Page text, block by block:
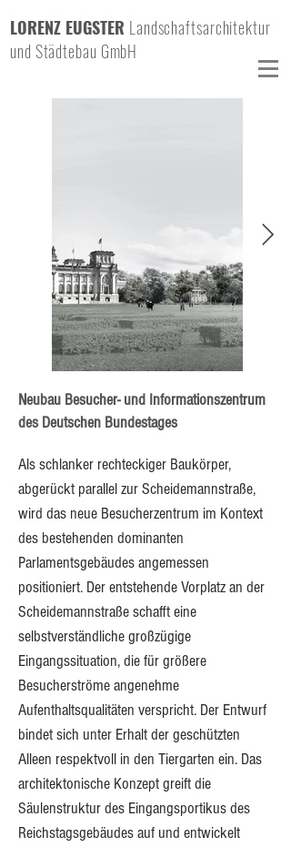
LORENZ EUGSTER Landschaftsarchitektur
und Städtebau GmbH
Neubau Besucher- und Informationszentrum
des Deutschen Bundestages
Als schlanker rechteckiger Baukörper,
abgerückt parallel zur Scheidemannstraße,
wird das neue Besucherzentrum im Kontext
des bestehenden dominanten
Parlamentsgebäudes angemessen
positioniert. Der entstehende Vorplatz an der
Scheidemannstraße schafft eine
selbstverständliche großzügige
Eingangssituation, die für größere
Besucherströme angenehme
Aufenthaltsqualitäten verspricht. Der Entwurf
bindet sich unter Erhalt der geschützten
Alleen respektvoll in den Tiergarten ein. Das
architektonische Konzept greift die
Säulenstruktur des Eingangsportikus des
Reichstagsgebäudes auf und entwickelt